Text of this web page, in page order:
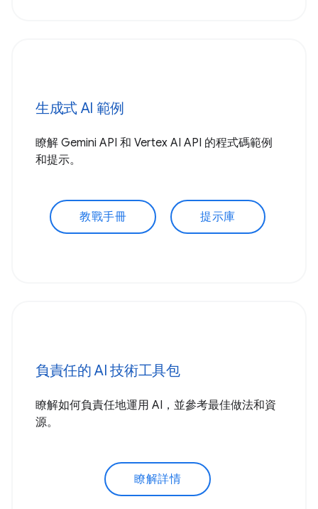
生成式 AI 範例
瞭解 Gemini API 和 Vertex AI API 的程式碼範例
和提示。
教戰手冊 提示庫
負責任的 AI 技術工具包
瞭解如何負責任地運用 AI，並參考最佳做法和資
源。
瞭解詳情